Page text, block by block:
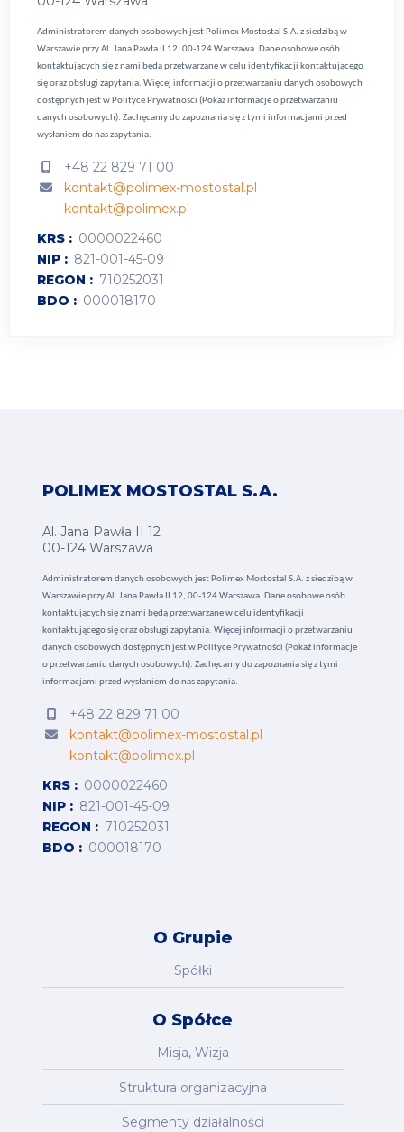
Administratorem danych osobowych jest Polimex Mostostal S.A. z siedzibą w
Warszawie przy Al. Jana Pawła II 12, 00-124 Warszawa. Dane osobowe osób
kontaktujących się z nami będą przetwarzane w celu identyfikacji kontaktującego
się oraz obsługi zapytania. Więcej informacji o przetwarzaniu danych osobowych
dostępnych jest w Polityce Prywatności (Pokaż informacje o przetwarzaniu
danych osobowych). Zachęcamy do zapoznania się z tymi informacjami przed
wysłaniem do nas zapytania.
+48 22 829 71 00
kontakt@polimex-mostostal.pl
kontakt@polimex.pl
KRS
0000022460
NIP
821-001-45-09
REGON
710252031
BDO
000018170
POLIMEX MOSTOSTAL S.A.
Al. Jana Pawła II 12
00-124 Warszawa
Administratorem danych osobowych jest Polimex Mostostal S.A. z siedzibą w
Warszawie przy Al. Jana Pawła II 12, 00-124 Warszawa. Dane osobowe osób
kontaktujących się z nami będą przetwarzane w celu identyfikacji
kontaktującego się oraz obsługi zapytania. Więcej informacji o przetwarzaniu
danych osobowych dostępnych jest w Polityce Prywatności (Pokaż informacje
o przetwarzaniu danych osobowych). Zachęcamy do zapoznania się z tymi
informacjami przed wysłaniem do nas zapytania.
+48 22 829 71 00
kontakt@polimex-mostostal.pl
kontakt@polimex.pl
KRS
0000022460
NIP
821-001-45-09
REGON
710252031
BDO
000018170
O Grupie
Spółki
O Spółce
Misja, Wizja
Struktura organizacyjna
Segmenty działalności